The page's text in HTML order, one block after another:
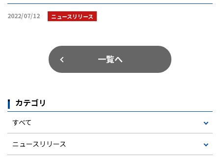
2022/07/12 ニュースリリース
一覧へ
カテゴリ
すべて
ニュースリリース